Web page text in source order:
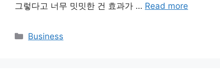
그렇다고 너무 밋밋한 건 효과가 … Read more
Categories
Business